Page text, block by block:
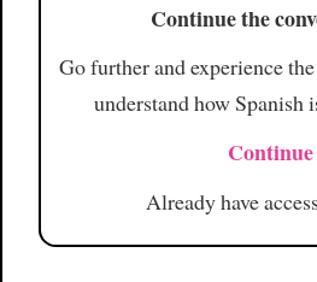
Continue the
Go further and experience
understand how Spanish
Continue
Already have